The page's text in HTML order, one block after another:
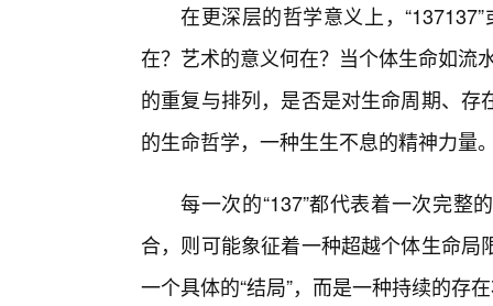
在更深层的哲学意义上，
在？艺术的意义何在？当个体生命如流
的重复与排列，是否是对生命周期、
的生命哲学，一种生生不息的精神力量
每一次的“137”都代表着一次完整
合，则可能象征着一种超越个体生命
一个具体的“结局”，而是一种持续的存